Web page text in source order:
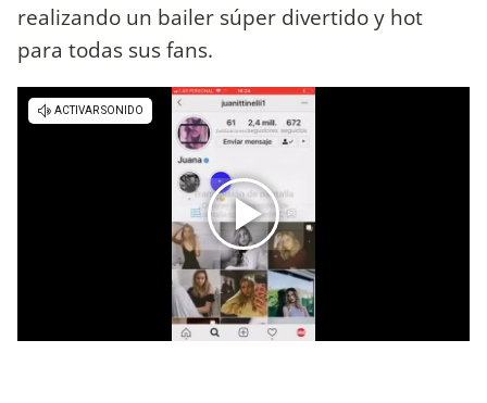
realizando un bailer súper divertido y hot
para todas sus fans.